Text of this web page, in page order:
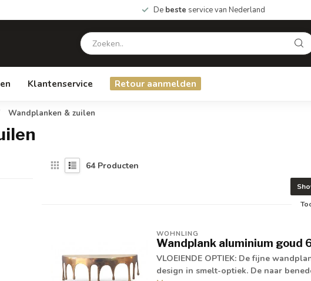
De beste service van Nederland
Klantenservice Retour aanmelden
Wandplanken & zuilen
64Producten
WOHNLING
Wandplank aluminium goud
VLOEIENDE OPTIEK: De fijne
design in smelt-optiek. De naar